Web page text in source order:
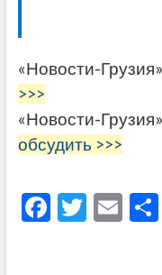
«Новости-
>>>
«Новости-
обсудить >>>
F T E